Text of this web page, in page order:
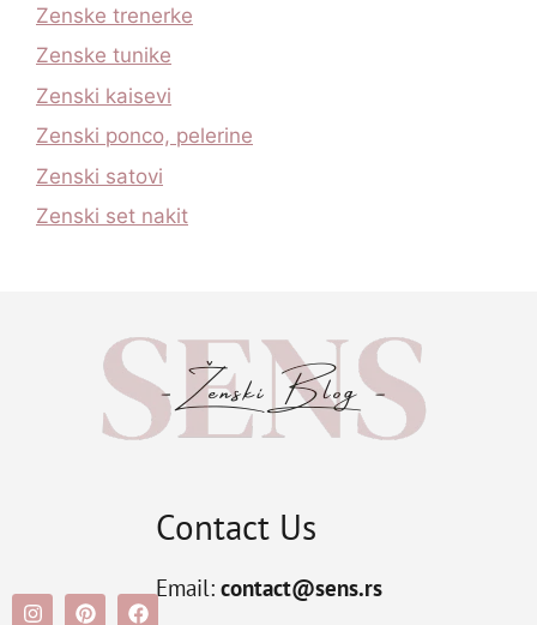
Zenske trenerke
Zenske tunike
Zenski kaisevi
Zenski ponco, pelerine
Zenski satovi
Zenski set nakit
Contact Us
Email: contact@sens.rs